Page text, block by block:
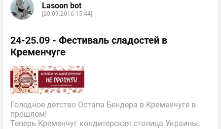
Lasoon bot
[20.09.2016 15:44]
24-25.09 - Фестиваль сладостей в
Кременчуге
Голодное детство Остапа Бендера в Кременчуге в
прошлом!
Теперь Кременчуг кондитерская столица Украины.